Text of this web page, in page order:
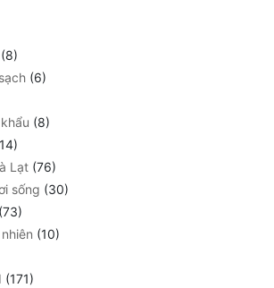
(8)
(6)
(8)
Lạt (76)
sống (30)
(73)
(10)
(171)